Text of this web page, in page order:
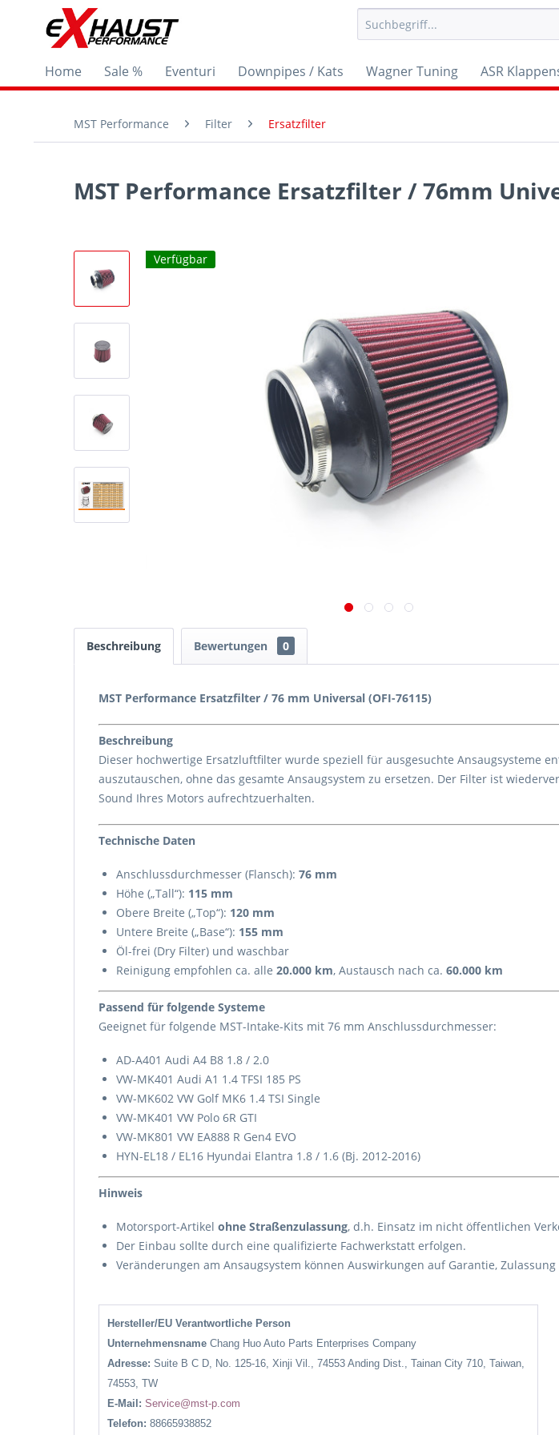
Home Sale % Eventuri Downpipes / Kats Wagner Tuning ASR
MST Performance Filter Ersatzfilter
MST Performance Ersatzfilter / 76mm
Verfügbar
Beschreibung Bewertungen 0
MST Performance Ersatzfilter / 76 mm Universal (OFI-76115)
Beschreibung
Dieser hochwertige Ersatzluftfilter wurde speziell für ausgesuchte Ansaugsysteme
auszutauschen, ohne das gesamte Ansaugsystem zu ersetzen. Der Filter ist
Sound Ihres Motors aufrechtzuerhalten.
Technische Daten
Anschlussdurchmesser (Flansch): 76 mm
Höhe („Tall“): 115 mm
Obere Breite („Top“): 120 mm
Untere Breite („Base“): 155 mm
Öl-frei (Dry Filter) und waschbar
Reinigung empfohlen ca. alle 20.000 km, Austausch nach ca. 60.000 km
Passend für folgende Systeme
Geeignet für folgende MST-Intake-Kits mit 76 mm Anschlussdurchmesser:
AD-A401 Audi A4 B8 1.8 / 2.0
VW-MK401 Audi A1 1.4 TFSI 185 PS
VW-MK602 VW Golf MK6 1.4 TSI Single
VW-MK401 VW Polo 6R GTI
VW-MK801 VW EA888 R Gen4 EVO
HYN-EL18 / EL16 Hyundai Elantra 1.8 / 1.6 (Bj. 2012-2016)
Hinweis
Motorsport-Artikel ohne Straßenzulassung, d.h. Einsatz im nicht öffentlichen
Der Einbau sollte durch eine qualifizierte Fachwerkstatt erfolgen.
Veränderungen am Ansaugsystem können Auswirkungen auf Garantie,
Hersteller/EU Verantwortliche Person
Unternehmensname Chang Huo Auto Parts Enterprises Company
Adresse: Suite B C D, No. 125-16, Xinji Vil., 74553 Anding Dist., Tainan City 710, Taiwan,
74553, TW
E-Mail: Service@mst-p.com
Telefon: 88665938852